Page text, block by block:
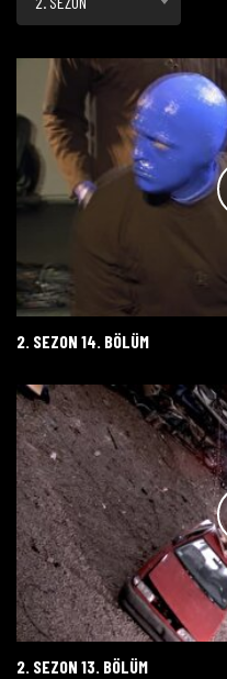
2. SEZON 14. BÖLÜM
2. SEZON 13. BÖLÜM